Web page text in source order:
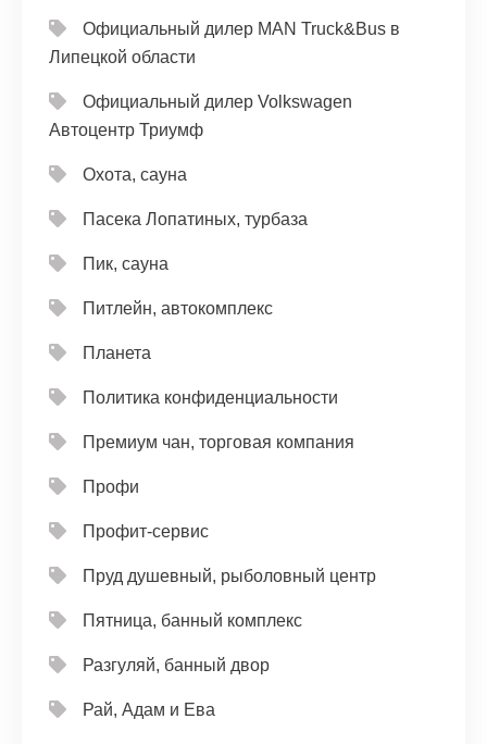
Официальный дилер MAN Truck&Bus в
Липецкой области
Официальный дилер Volkswagen
Автоцентр Триумф
Охота, сауна
Пасека Лопатиных, турбаза
Пик, сауна
Питлейн, автокомплекс
Планета
Политика конфиденциальности
Премиум чан, торговая компания
Профи
Профит-сервис
Пруд душевный, рыболовный центр
Пятница, банный комплекс
Разгуляй, банный двор
Рай, Адам и Ева